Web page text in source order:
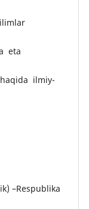
eta
ilmiy-
–Respublika